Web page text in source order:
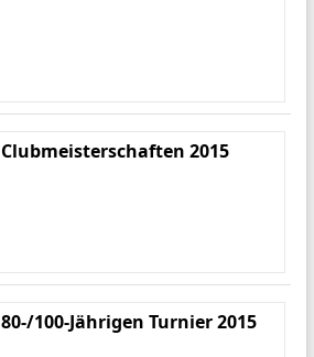
Clubmeisterschaften 2015
80-/100-Jährigen Turnier 2015